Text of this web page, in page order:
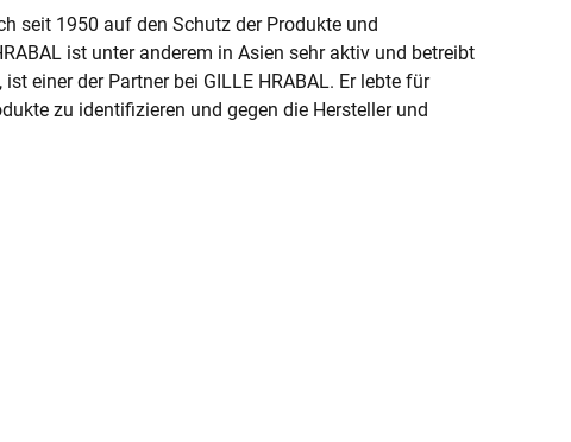
seit 1950 auf den Schutz der Produkte und
ist unter anderem in Asien sehr aktiv und betreibt
einer der Partner bei GILLE HRABAL. Er lebte für
zu identifizieren und gegen die Hersteller und